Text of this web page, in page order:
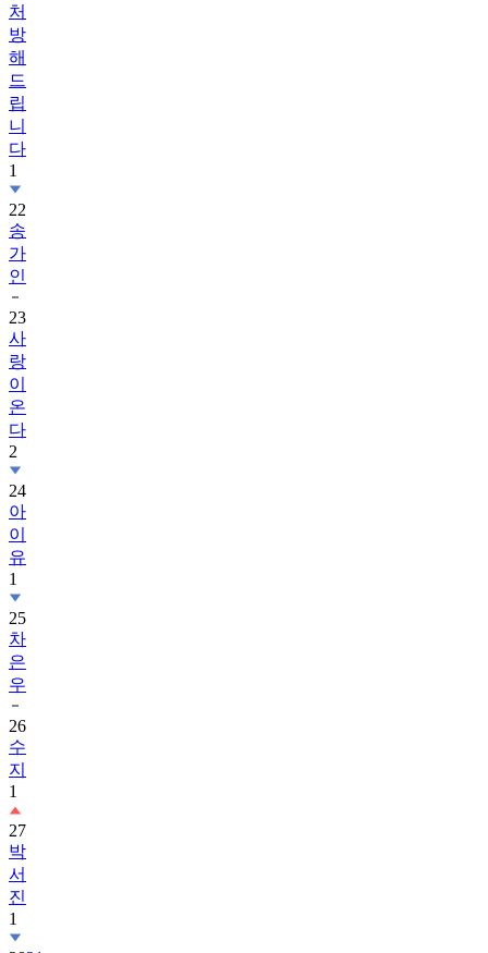
처
방
해
드
립
니
다
1
22
송
가
인
23
사
랑
이
온
다
2
24
아
이
유
1
25
차
은
우
26
수
지
1
27
박
서
진
1